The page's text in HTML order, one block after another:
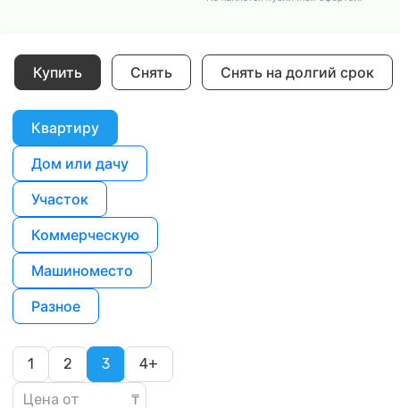
Купить Снять Снять на долгий срок
Квартиру
Дом или дачу
Участок
Коммерческую
Машиноместо
Разное
1 2 3 4+